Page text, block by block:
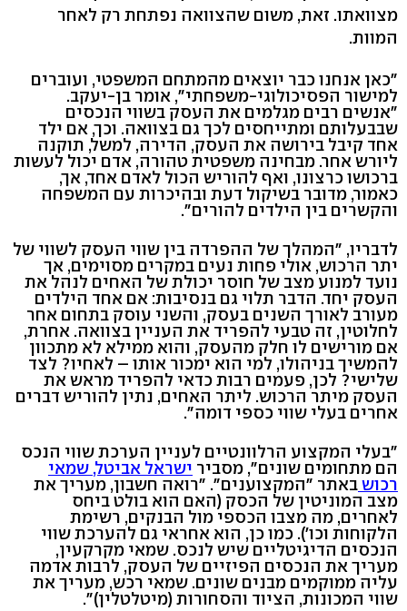
מצוואתו. זאת, משום שהצוואה נפתחת רק לאחר
המוות.
"כאן אנחנו כבר יוצאים מהמתחם המשפטי, ועוברים
למישור הפסיכולוגי-משפחתי", אומר בן-יעקב.
"אנשים רבים מגלמים את העסק בשווי הנכסים
שבבעלותם ומתייחסים לכך גם בצוואה. וכך, אם ילד
אחד קיבל בירושה את העסק, הדירה, למשל, תוקנה
ליורש אחר. מבחינה משפטית טהורה, אדם יכול לעשות
ברכושו כרצונו, ואף להוריש הכול לאדם אחד, אך,
כאמור, מדובר בשיקול דעת ובהיכרות עם המשפחה
והקשרים בין הילדים להורים".
לדבריו, "המהלך של ההפרדה בין שווי העסק לשווי של
יתר הרכוש, אולי פחות נעים במקרים מסוימים, אך
נועד למנוע מצב של חוסר יכולת של האחים לנהל את
העסק יחד. הדבר תלוי גם בנסיבות: אם אחד הילדים
מעורב לאורך השנים בעסק, והשני עוסק בתחום אחר
לחלוטין, זה טבעי להפריד את העניין בצוואה. אחרת,
אם מורישים לו חלק מהעסק, והוא ממילא לא מתכוון
להמשיך בניהולו, למי הוא ימכור אותו – לאחיו? לצד
שלישי? לכן, פעמים רבות כדאי להפריד מראש את
העסק מיתר הרכוש. ליתר האחים, נתין להוריש דברים
אחרים בעלי שווי כספי דומה".
"בעלי המקצוע הרלוונטיים לעניין הערכת שווי הנכס
הם מתחומים שונים", מסביר ישראל אביטל, שמאי
רכושבאתר "המקצוענים". "רואה חשבון, מעריך את
מצב המוניטין של הכסק (האם הוא בולט ביחס
לאחרים, מה מצבו הכספי מול הבנקים, רשימת
הלקוחות וכו'). כמו כן, הוא אחראי גם להערכת שווי
הנכסים הדיגיטליים שיש לנכס. שמאי מקרקעין,
מעריך את הנכסים הפיזיים של העסק, לרבות אדמה
עליה ממוקמים מבנים שונים. שמאי רכש, מעריך את
שווי המכונות, הציוד והסחורות (מיטלטלין)".